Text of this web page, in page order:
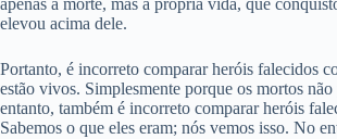
apenas a morte, mas a própria vida, que
elevou acima dele.
Portanto, é incorreto comparar heróis falecidos
estão vivos. Simplesmente porque os mortos
entanto, também é incorreto comparar heróis
Sabemos o que eles eram; nós vemos isso. No